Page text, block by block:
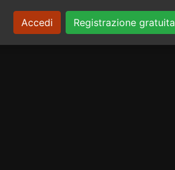
Accedi Registrazione gratuita